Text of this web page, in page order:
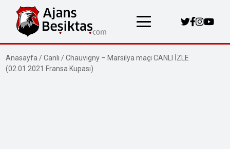
Anasayfa /Canlı /Chauvigny – Marsilya maçı CANLI İZLE
(02.01.2021 Fransa Kupası)